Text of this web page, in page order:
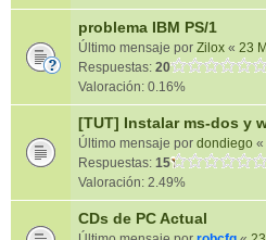
problema IBM PS/1
Último mensaje por Zilox « 23
Respuestas: 20
Valoración: 0.16%
[TUT] Instalar ms-dos y
Último mensaje por dondiego «
Respuestas: 15
Valoración: 2.49%
CDs de PC Actual